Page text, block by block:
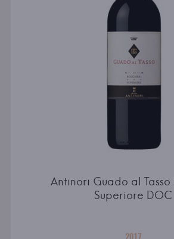
Antinori Guado al
Superiore DOC